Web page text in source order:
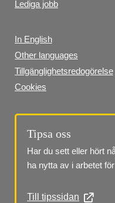
Lediga jobb
In English
Other languages
Tillgänglighetsredogörelse
Cookies
Tipsa oss
Har du sett eller hört
ha nytta av i arbetet
Till tipssidan